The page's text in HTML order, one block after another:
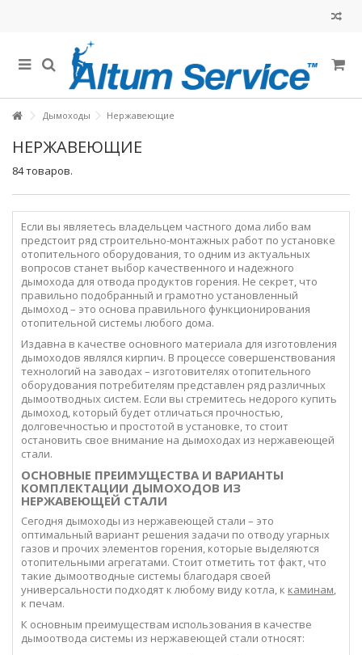
Дымоходы Нержавеющие
НЕРЖАВЕЮЩИЕ
84 товаров.
Если вы являетесь владельцем частного дома либо вам
предстоит ряд строительно-монтажных работ по установке
отопительного оборудования, то одним из актуальных
вопросов станет выбор качественного и надежного
дымохода для отвода продуктов горения. Не секрет, что
правильно подобранный и грамотно установленный
дымоход – это основа правильного функционирования
отопительной системы любого дома.
Издавна в качестве основного материала для изготовления
дымоходов являлся кирпич. В процессе совершенствования
технологий на заводах – изготовителях отопительного
оборудования потребителям представлен ряд различных
дымоотводных систем. Если вы стремитесь недорого купить
дымоход, который будет отличаться прочностью,
долговечностью и простотой в установке, то стоит
остановить свое внимание на дымоходах из нержавеющей
стали.
ОСНОВНЫЕ ПРЕИМУЩЕСТВА И ВАРИАНТЫ
КОМПЛЕКТАЦИИ ДЫМОХОДОВ ИЗ
НЕРЖАВЕЮЩЕЙ СТАЛИ
Сегодня дымоходы из нержавеющей стали – это
оптимальный вариант решения задачи по отводу угарных
газов и прочих элементов горения, которые выделяются
отопительными агрегатами. Стоит отметить тот факт, что
такие дымоотводные системы благодаря своей
универсальности подходят к любому виду котла, к каминам,
к печам.
К основным преимуществам использования в качестве
дымоотвода системы из нержавеющей стали относят: